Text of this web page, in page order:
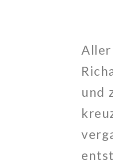
und